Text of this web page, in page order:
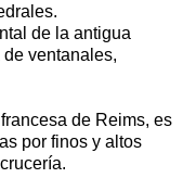
de la antigua
ventanales,
de Reims, es
por finos y altos